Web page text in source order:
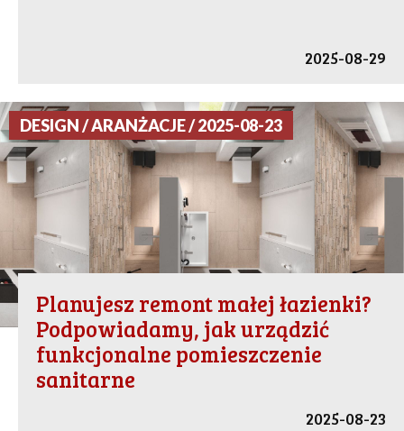
2025-08-29
DESIGN / ARANŻACJE / 2025-08-23
Planujesz remont małej łazienki?
Podpowiadamy, jak urządzić
funkcjonalne pomieszczenie
sanitarne
2025-08-23